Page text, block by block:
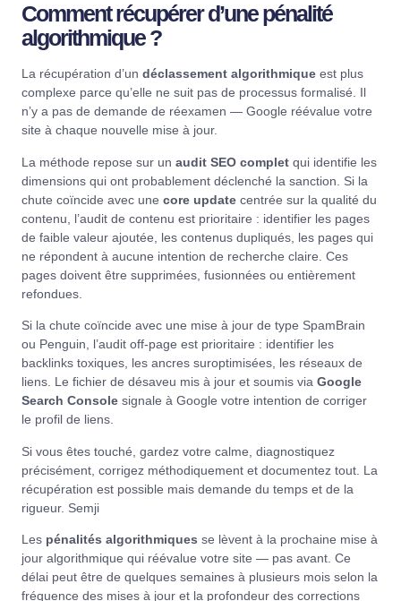
Comment récupérer d’une pénalité
algorithmique ?
La récupération d’un déclassement algorithmique est plus
complexe parce qu’elle ne suit pas de processus formalisé. Il
n’y a pas de demande de réexamen — Google réévalue votre
site à chaque nouvelle mise à jour.
La méthode repose sur un audit SEO complet qui identifie les
dimensions qui ont probablement déclenché la sanction. Si la
chute coïncide avec une core update centrée sur la qualité du
contenu, l’audit de contenu est prioritaire : identifier les pages
de faible valeur ajoutée, les contenus dupliqués, les pages qui
ne répondent à aucune intention de recherche claire. Ces
pages doivent être supprimées, fusionnées ou entièrement
refondues.
Si la chute coïncide avec une mise à jour de type SpamBrain
ou Penguin, l’audit off-page est prioritaire : identifier les
backlinks toxiques, les ancres suroptimisées, les réseaux de
liens. Le fichier de désaveu mis à jour et soumis via Google
Search Console signale à Google votre intention de corriger
le profil de liens.
Si vous êtes touché, gardez votre calme, diagnostiquez
précisément, corrigez méthodiquement et documentez tout. La
récupération est possible mais demande du temps et de la
rigueur. Semji
Les pénalités algorithmiques se lèvent à la prochaine mise à
jour algorithmique qui réévalue votre site — pas avant. Ce
délai peut être de quelques semaines à plusieurs mois selon la
fréquence des mises à jour et la profondeur des corrections